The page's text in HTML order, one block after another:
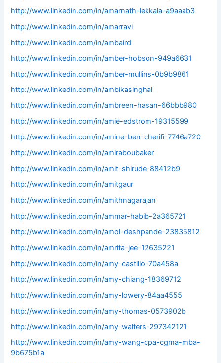
http://www.linkedin.com/in/amarnath-lekkala-a9aaab3
http://www.linkedin.com/in/amarravi
http://www.linkedin.com/in/ambaird
http://www.linkedin.com/in/amber-hobson-949a6631
http://www.linkedin.com/in/amber-mullins-0b9b9861
http://www.linkedin.com/in/ambikasinghal
http://www.linkedin.com/in/ambreen-hasan-66bbb980
http://www.linkedin.com/in/amie-edstrom-19315599
http://www.linkedin.com/in/amine-ben-cherifi-7746a720
http://www.linkedin.com/in/amiraboubaker
http://www.linkedin.com/in/amit-shirude-88412b9
http://www.linkedin.com/in/amitgaur
http://www.linkedin.com/in/amithnagarajan
http://www.linkedin.com/in/ammar-habib-2a365721
http://www.linkedin.com/in/amol-deshpande-23835812
http://www.linkedin.com/in/amrita-jee-12635221
http://www.linkedin.com/in/amy-castillo-70a458a
http://www.linkedin.com/in/amy-chiang-18369712
http://www.linkedin.com/in/amy-lowery-84aa4555
http://www.linkedin.com/in/amy-thomas-0573902b
http://www.linkedin.com/in/amy-walters-297342121
http://www.linkedin.com/in/amy-wang-cpa-cgma-mba-
9b675b1a